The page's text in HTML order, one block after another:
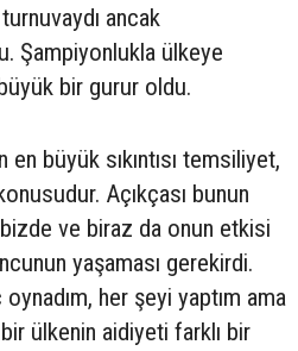
ancak
Şampiyonlukla ülkeye
bir gurur oldu.
en büyük sıkıntısı temsiliyet,
Açıkçası bunun
bizde ve biraz da onun etkisi
yaşaması gerekirdi.
her şeyi yaptım ama
ülkenin aidiyeti farklı bir